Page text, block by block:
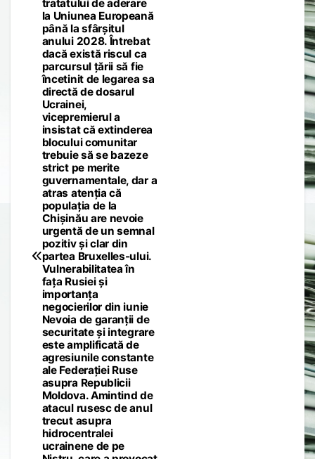
tratatului de aderare
la Uniunea Europeană
până la sfârșitul
anului 2028. Întrebat
dacă există riscul ca
parcursul țării să fie
încetinit de legarea sa
directă de dosarul
Ucrainei,
vicepremierul a
insistat că extinderea
blocului comunitar
trebuie să se bazeze
strict pe merite
guvernamentale, dar a
atras atenția că
populația de la
Chișinău are nevoie
urgentă de un semnal
pozitiv și clar din
partea Bruxelles-ului.
Vulnerabilitatea în
fața Rusiei și
importanța
negocierilor din iunie
Nevoia de garanții de
securitate și integrare
este amplificată de
agresiunile constante
ale Federației Ruse
asupra Republicii
Moldova. Amintind de
atacul rusesc de anul
trecut asupra
hidrocentralei
ucrainene de pe